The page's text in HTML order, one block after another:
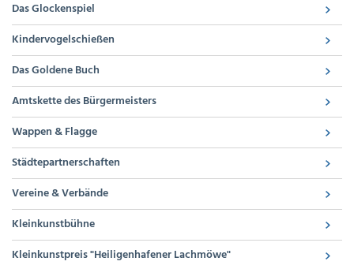
Das Glockenspiel
Kindervogelschießen
Das Goldene Buch
Amtskette des Bürgermeisters
Wappen & Flagge
Städtepartnerschaften
Vereine & Verbände
Kleinkunstbühne
Kleinkunstpreis "Heiligenhafener Lachmöwe"